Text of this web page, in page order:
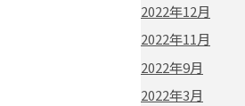
2022年12月
2022年11月
2022年9月
2022年3月